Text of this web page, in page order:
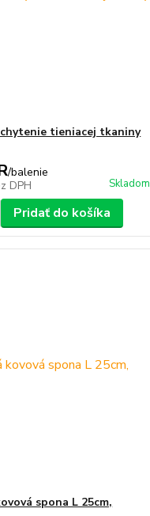
tieniacej tkaniny
/balenie
DPH Skladom
Pridať do košíka
spona L 25cm,